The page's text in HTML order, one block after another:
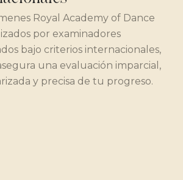
Royal Academy of Dance
por examinadores
bajo criterios internacionales,
una evaluación imparcial,
y precisa de tu progreso.